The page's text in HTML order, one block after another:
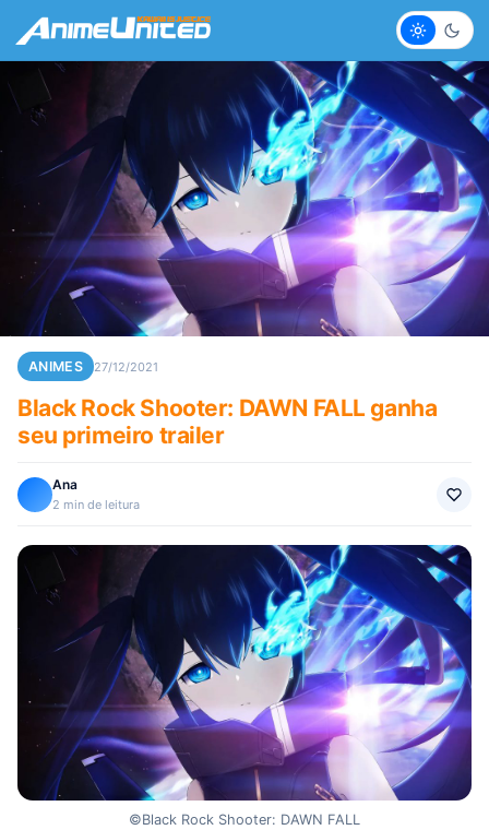
Claro
ANIMES 27/12/2021
Black Rock Shooter: DAWN FALL ganha
seu primeiro trailer
Ana
2 min de leitura
©Black Rock Shooter: DAWN FALL